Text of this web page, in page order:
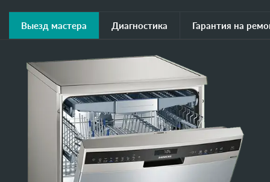
Выезд мастера Диагностика Гарантия на